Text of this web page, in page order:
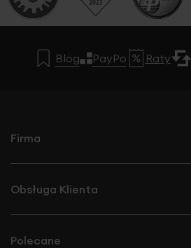
Blog PayPo Raty
Firma
Obsługa Klienta
Polecane